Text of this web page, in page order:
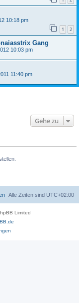
10:18 pm
1 2
Gang
10:03 pm
11:40 pm
Gehe zu
Alle Zeiten sind UTC+02:00
Limited